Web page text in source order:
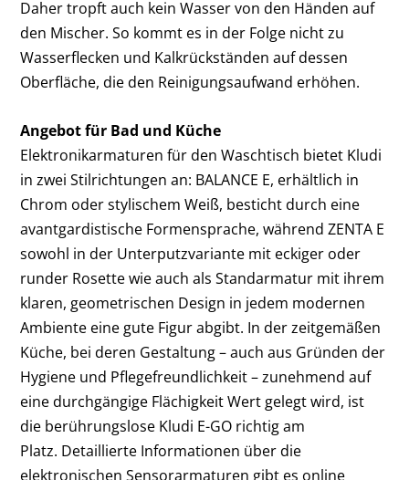
Daher tropft auch kein Wasser von den Händen auf
den Mischer. So kommt es in der Folge nicht zu
Wasserflecken und Kalkrückständen auf dessen
Oberfläche, die den Reinigungsaufwand erhöhen.
Angebot für Bad und Küche
Elektronikarmaturen für den Waschtisch bietet Kludi
in zwei Stilrichtungen an: BALANCE E, erhältlich in
Chrom oder stylischem Weiß, besticht durch eine
avantgardistische Formensprache, während ZENTA E
sowohl in der Unterputzvariante mit eckiger oder
runder Rosette wie auch als Standarmatur mit ihrem
klaren, geometrischen Design in jedem modernen
Ambiente eine gute Figur abgibt. In der zeitgemäßen
Küche, bei deren Gestaltung – auch aus Gründen der
Hygiene und Pflegefreundlichkeit – zunehmend auf
eine durchgängige Flächigkeit Wert gelegt wird, ist
die berührungslose Kludi E-GO richtig am
Platz. Detaillierte Informationen über die
elektronischen Sensorarmaturen gibt es online